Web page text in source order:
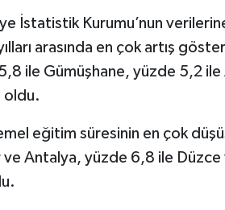
İstatistik Kurumu’nun
arasında en çok artış
ile Gümüşhane, yüzde 5,2
oldu.
eğitim süresinin en çok
ve Antalya, yüzde 6,8 ile